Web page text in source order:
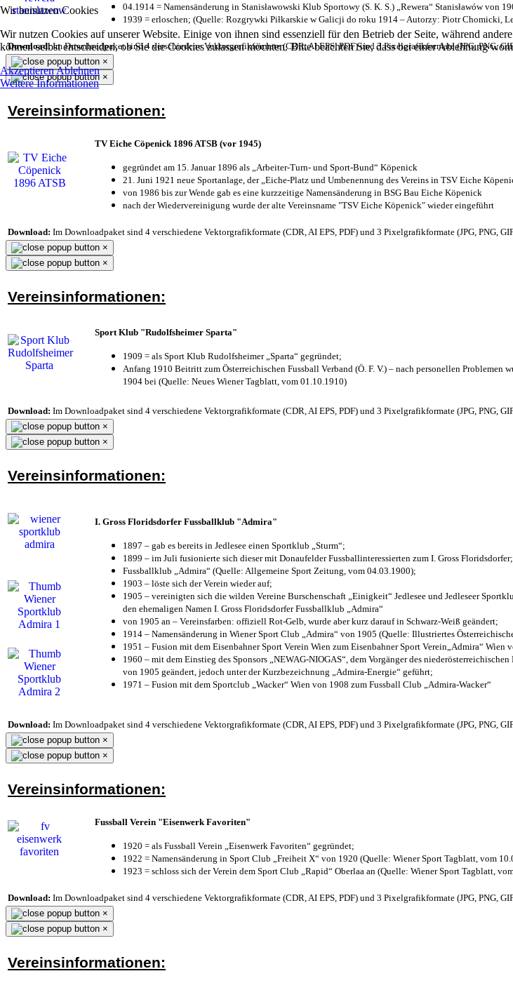
Wir benutzen Cookies
Wir nutzen Cookies auf unserer Website. Einige von ihnen sind essenziell für den Betrieb der Seite, während
können selbst entscheiden, ob Sie die Cookies zulassen möchten. Bitte beachten Sie, dass bei einer Ablehnung
AkzeptierenAblehnen
Weitere Informationen
04.1914 = Namensänderung in Stanisławowski Klub Sportowy (S. K. S.) „Rewera“ Stanisławów von
1939 = erloschen; (Quelle: Rozgrywki Piłkarskie w Galicji do roku 1914 – Autorzy: Piotr Chomicki,
Download:Im Downloadpaket sind 4 verschiedene Vektorgrafikformate (CDR, AI EPS, PDF) und 3 Pixelgrafikformate (JPG, PNG,
×
×
Vereinsinformationen:
TV Eiche Cöpenick 1896 ATSB (vor 1945)
gegründet am 15. Januar 1896 als „Arbeiter-Turn- und Sport-Bund“ Köpenick
21. Juni 1921 neue Sportanlage, der „Eiche-Platz und Umbenennung des Vereins in TSV Eiche
von 1986 bis zur Wende gab es eine kurzzeitige Namensänderung in BSG Bau Eiche Köpenick
nach der Wiedervereinigung wurde der alte Vereinsname "TSV Eiche Köpenick" wieder eingeführt
Download: Im Downloadpaket sind 4 verschiedene Vektorgrafikformate (CDR, AI EPS, PDF) und 3 Pixelgrafikformate (JPG, PNG,
×
×
Vereinsinformationen:
Sport Klub "Rudolfsheimer Sparta"
1909 = als Sport Klub Rudolfsheimer „Sparta“ gegründet;
Anfang 1910 Beitritt zum Österreichischen Fussball Verband (Ö. F. V.) – nach personellen
1904 bei (Quelle: Neues Wiener Tagblatt, vom 01.10.1910)
Download: Im Downloadpaket sind 4 verschiedene Vektorgrafikformate (CDR, AI EPS, PDF) und 3 Pixelgrafikformate (JPG, PNG,
×
×
Vereinsinformationen:
I. Gross Floridsdorfer Fussballklub "Admira"
1897 – gab es bereits in Jedlesee einen Sportklub „Sturm“;
1899 – im Juli fusionierte sich dieser mit Donaufelder Fussballinteressierten zum I. Gross Floridsdorfer;
Fussballklub „Admira“ (Quelle: Allgemeine Sport Zeitung, vom 04.03.1900);
1903 – löste sich der Verein wieder auf;
1905 – vereinigten sich die wilden Vereine Burschenschaft „Einigkeit“ Jedlesee und Jedleseer
den ehemaligen Namen I. Gross Floridsdorfer Fussballklub „Admira“
von 1905 an – Vereinsfarben: offiziell Rot-Gelb, wurde aber kurz darauf in Schwarz-Weiß geändert;
1914 – Namensänderung in Wiener Sport Club „Admira“ von 1905 (Quelle: Illustriertes
1951 – Fusion mit dem Eisenbahner Sport Verein Wien zum Eisenbahner Sport Verein„Admira“ Wien
1960 – mit dem Einstieg des Sponsors „NEWAG-NIOGAS“, dem Vorgänger des
von 1905 geändert, jedoch unter der Kurzbezeichnung „Admira-Energie“ geführt;
1971 – Fusion mit dem Sportclub „Wacker“ Wien von 1908 zum Fussball Club „Admira-Wacker“
Download: Im Downloadpaket sind 4 verschiedene Vektorgrafikformate (CDR, AI EPS, PDF) und 3 Pixelgrafikformate (JPG, PNG,
×
×
Vereinsinformationen:
Fussball Verein "Eisenwerk Favoriten"
1920 = als Fussball Verein „Eisenwerk Favoriten“ gegründet;
1922 = Namensänderung in Sport Club „Freiheit X“ von 1920 (Quelle: Wiener Sport Tagblatt, vom
1923 = schloss sich der Verein dem Sport Club „Rapid“ Oberlaa an (Quelle: Wiener Sport Tagblatt,
Download: Im Downloadpaket sind 4 verschiedene Vektorgrafikformate (CDR, AI EPS, PDF) und 3 Pixelgrafikformate (JPG, PNG,
×
×
Vereinsinformationen: